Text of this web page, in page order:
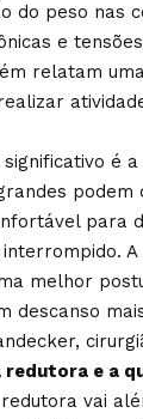
do peso nas
e
relatam
é
para
melhor
descanso
e a
vai